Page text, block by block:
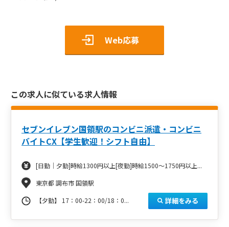
Web応募
この求人に似ている求人情報
セブンイレブン国領駅のコンビニ派遣・コンビニ
バイトCX【学生歓迎！シフト自由】
[日勤｜夕勤]時給1300円以上[夜勤]時給1500～1750円以上...
東京都 調布市 国領駅
【夕勤】 17：00-22：00/18：0... 詳細をみる